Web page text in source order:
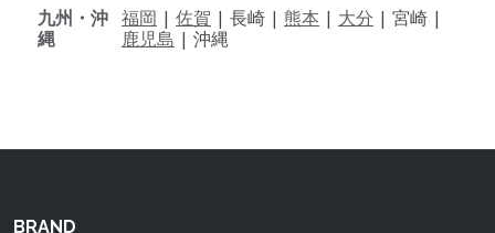
九州・沖
縄
福岡 | 佐賀 | 長崎 | 熊本 | 大分 | 宮崎 |
鹿児島 | 沖縄
BRAND